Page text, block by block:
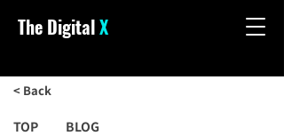
The DigitalX
< Back
TOP BLOG